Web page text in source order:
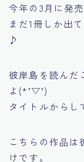
今年の3月に発
まだ1冊しか出
♪
彼岸島を読んだ
よ(*’▽’)
タイトルからし
こちらの作品
けです。